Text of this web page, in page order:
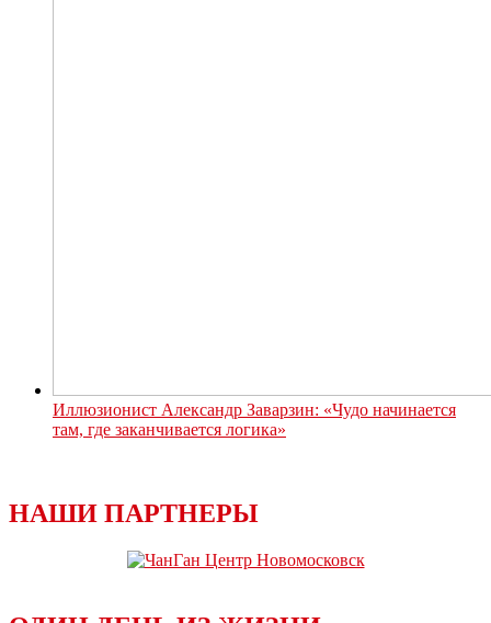
Иллюзионист Александр Заварзин: «Чудо начинается
там, где заканчивается логика»
НАШИ ПАРТНЕРЫ